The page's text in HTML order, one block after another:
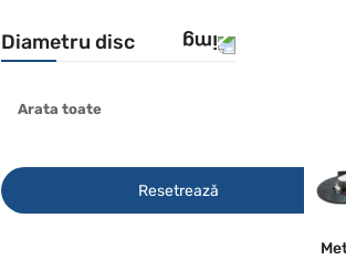
Diametru disc
76 mm
Arata toate
Resetrează